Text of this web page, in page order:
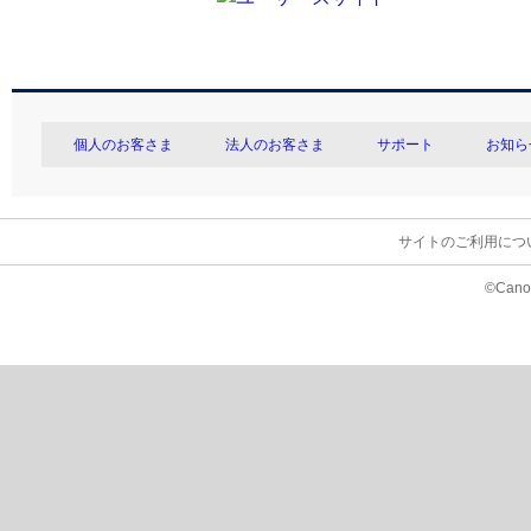
個人のお客さま 法人のお客さま サポート お知
サイトのご利用につ